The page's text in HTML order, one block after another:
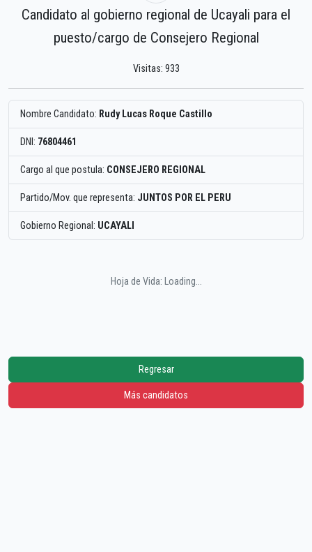
Candidato al gobierno regional de Ucayali para el
puesto/cargo de Consejero Regional
Visitas: 933
Nombre Candidato: Rudy Lucas Roque Castillo
DNI: 76804461
Cargo al que postula: CONSEJERO REGIONAL
Partido/Mov. que representa: JUNTOS POR EL PERU
Gobierno Regional: UCAYALI
Hoja de Vida: Loading...
Regresar
Más candidatos